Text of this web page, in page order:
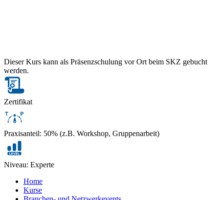
Dieser Kurs kann als Präsenzschulung vor Ort beim SKZ gebucht
werden.
Zertifikat
Praxisanteil: 50% (z.B. Workshop, Gruppenarbeit)
Niveau: Experte
Home
Kurse